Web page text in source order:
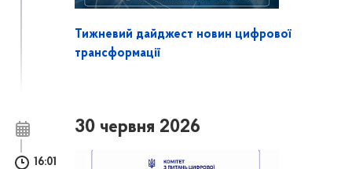
Тижневий дайджест новин цифрової
трансформації
30 червня 2026
16:01